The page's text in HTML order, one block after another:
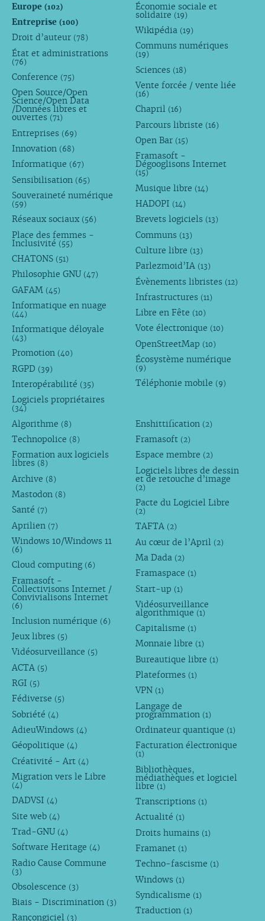
Europe (102)
Entreprise (100)
Droit d’auteur (78)
État et administrations
(76)
Conference (75)
Open Source/Open
Science/Open Data
/Données libres et
ouvertes (71)
Entreprises (69)
Innovation (68)
Informatique (67)
Sensibilisation (65)
Souveraineté numérique
(59)
Réseaux sociaux (56)
Place des femmes -
Inclusivité (55)
CHATONS (51)
Philosophie GNU (47)
GAFAM (45)
Informatique en nuage
(44)
Informatique déloyale
(43)
Promotion (40)
RGPD (39)
Interopérabilité (35)
Logiciels propriétaires
(34)
Économie sociale et
solidaire (19)
Wikipédia (19)
Communs numériques
(19)
Sciences (18)
Vente forcée / vente liée
(16)
Chapril (16)
Parcours libriste (16)
Open Bar (15)
Framasoft -
Dégooglisons Internet
(15)
Musique libre (14)
HADOPI (14)
Brevets logiciels (13)
Communs (13)
Culture libre (13)
Parlezmoid’IA (13)
Évènements libristes (12)
Infrastructures (11)
Libre en Fête (10)
Vote électronique (10)
OpenStreetMap (10)
Écosystème numérique
(9)
Téléphonie mobile (9)
Algorithme (8)
Technopolice (8)
Formation aux logiciels
libres (8)
Archive (8)
Mastodon (8)
Santé (7)
Aprilien (7)
Windows 10/Windows 11
(6)
Cloud computing (6)
Framasoft -
Collectivisons Internet /
Convivialisons Internet
(6)
Inclusion numérique (6)
Jeux libres (5)
Vidéosurveillance (5)
ACTA (5)
RGI (5)
Fédiverse (5)
Sobriété (4)
AdieuWindows (4)
Géopolitique (4)
Créativité - Art (4)
Migration vers le Libre
(4)
DADVSI (4)
Site web (4)
Trad-GNU (4)
Software Heritage (4)
Radio Cause Commune
(3)
Obsolescence (3)
Biais - Discrimination (3)
Rançongiciel (3)
Enshittification (2)
Framasoft (2)
Espace membre (2)
Logiciels libres de dessin
et de retouche d’image
(2)
Pacte du Logiciel Libre
(2)
TAFTA (2)
Au cœur de l’April (2)
Ma Dada (2)
Framaspace (1)
Start-up (1)
Vidéosurveillance
algorithmique (1)
Capitalisme (1)
Monnaie libre (1)
Bureautique libre (1)
Plateformes (1)
VPN (1)
Langage de
programmation (1)
Ordinateur quantique (1)
Facturation électronique
(1)
Bibliothèques,
médiathèques et logiciel
libre (1)
Transcriptions (1)
Actualité (1)
Droits humains (1)
Framanet (1)
Techno-fascisme (1)
Windows (1)
Syndicalisme (1)
Traduction (1)